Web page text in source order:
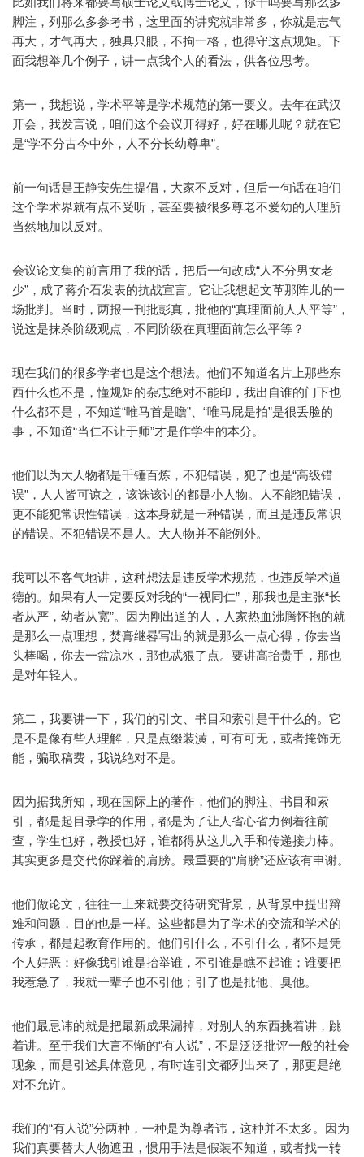
脚注，列那么多参考书，这里面的讲究就非常多，你就是志气
再大，才气再大，独具只眼，不拘一格，也得守这点规矩。下
面我想举几个例子，讲一点我个人的看法，供各位思考。
第一，我想说，学术平等是学术规范的第一要义。去年在武汉
开会，我发言说，咱们这个会议开得好，好在哪儿呢？就在它
是“学不分古今中外，人不分长幼尊卑”。
前一句话是王静安先生提倡，大家不反对，但后一句话在咱们
这个学术界就有点不受听，甚至要被很多尊老不爱幼的人理所
当然地加以反对。
会议论文集的前言用了我的话，把后一句改成“人不分男女老
少”，成了蒋介石发表的抗战宣言。它让我想起文革那阵儿的一
场批判。当时，两报一刊批彭真，批他的“真理面前人人平等”，
说这是抹杀阶级观点，不同阶级在真理面前怎么平等？
现在我们的很多学者也是这个想法。他们不知道名片上那些东
西什么也不是，懂规矩的杂志绝对不能印，我出自谁的门下也
什么都不是，不知道“唯马首是瞻”、“唯马屁是拍”是很丢脸的
事，不知道“当仁不让于师”才是作学生的本分。
他们以为大人物都是千锤百炼，不犯错误，犯了也是“高级错
误”，人人皆可谅之，该诛该讨的都是小人物。人不能犯错误，
更不能犯常识性错误，这本身就是一种错误，而且是违反常识
的错误。不犯错误不是人。大人物并不能例外。
我可以不客气地讲，这种想法是违反学术规范，也违反学术道
德的。如果有人一定要反对我的“一视同仁”，那我也是主张“长
者从严，幼者从宽”。因为刚出道的人，人家热血沸腾怀抱的就
是那么一点理想，焚膏继晷写出的就是那么一点心得，你去当
头棒喝，你去一盆凉水，那也忒狠了点。要讲高抬贵手，那也
是对年轻人。
第二，我要讲一下，我们的引文、书目和索引是干什么的。它
是不是像有些人理解，只是点缀装潢，可有可无，或者掩饰无
能，骗取稿费，我说绝对不是。
因为据我所知，现在国际上的著作，他们的脚注、书目和索
引，都是起目录学的作用，都是为了让人省心省力倒着往前
查，学生也好，教授也好，谁都得从这儿入手和传递接力棒。
其实更多是交代你踩着的肩膀。最重要的“肩膀”还应该有申谢。
他们做论文，往往一上来就要交待研究背景，从背景中提出辩
难和问题，目的也是一样。这些都是为了学术的交流和学术的
传承，都是起教育作用的。他们引什么，不引什么，都不是凭
个人好恶：好像我引谁是抬举谁，不引谁是瞧不起谁；谁要把
我惹急了，我就一辈子也不引他；引了也是批他、臭他。
他们最忌讳的就是把最新成果漏掉，对别人的东西挑着讲，跳
着讲。至于我们大言不惭的“有人说”，不是泛泛批评一般的社会
现象，而是引述具体意见，有时连引文都列出来了，那更是绝
对不允许。
我们的“有人说”分两种，一种是为尊者讳，这种并不太多。因为
我们真要替大人物遮丑，惯用手法是假装不知道，或者找一转